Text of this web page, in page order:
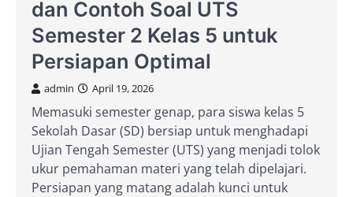
dan Contoh Soal UTS
Semester 2 Kelas 5 untuk
Persiapan Optimal
admin April 19, 2026
Memasuki semester genap, para siswa kelas 5
Sekolah Dasar (SD) bersiap untuk menghadapi
Ujian Tengah Semester (UTS) yang menjadi tolok
ukur pemahaman materi yang telah dipelajari.
Persiapan yang matang adalah kunci untuk